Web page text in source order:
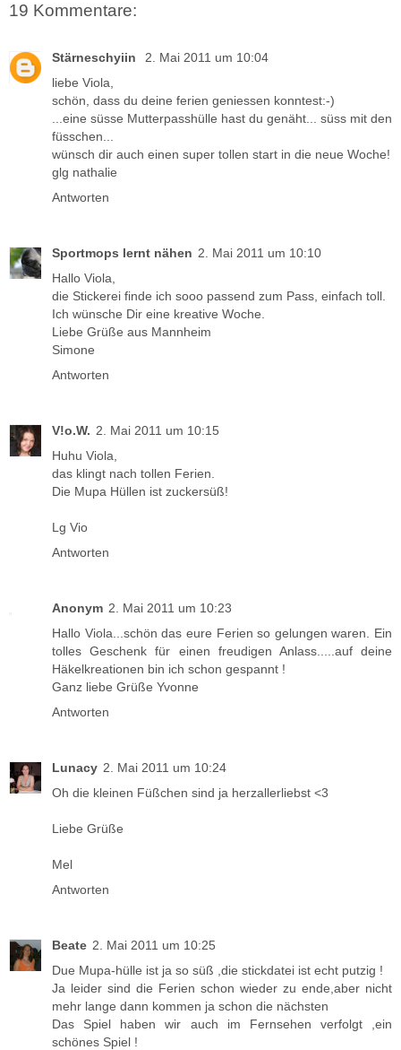
19 Kommentare:
Stärneschyiin
2. Mai 2011 um 10:04
liebe Viola,
schön, dass du deine ferien geniessen konntest:-)
...eine süsse Mutterpasshülle hast du genäht... süss mit den
füsschen...
wünsch dir auch einen super tollen start in die neue Woche!
glg nathalie
Antworten
Sportmops lernt nähen 2. Mai 2011 um 10:10
Hallo Viola,
die Stickerei finde ich sooo passend zum Pass, einfach toll.
Ich wünsche Dir eine kreative Woche.
Liebe Grüße aus Mannheim
Simone
Antworten
V!o.W. 2. Mai 2011 um 10:15
Huhu Viola,
das klingt nach tollen Ferien.
Die Mupa Hüllen ist zuckersüß!
Lg Vio
Antworten
Anonym 2. Mai 2011 um 10:23
Hallo Viola...schön das eure Ferien so gelungen waren. Ein
tolles Geschenk für einen freudigen Anlass.....auf deine
Häkelkreationen bin ich schon gespannt !
Ganz liebe Grüße Yvonne
Antworten
Lunacy 2. Mai 2011 um 10:24
Oh die kleinen Füßchen sind ja herzallerliebst <3
Liebe Grüße
Mel
Antworten
Beate 2. Mai 2011 um 10:25
Due Mupa-hülle ist ja so süß ,die stickdatei ist echt putzig !
Ja leider sind die Ferien schon wieder zu ende,aber nicht
mehr lange dann kommen ja schon die nächsten
Das Spiel haben wir auch im Fernsehen verfolgt ,ein
schönes Spiel !